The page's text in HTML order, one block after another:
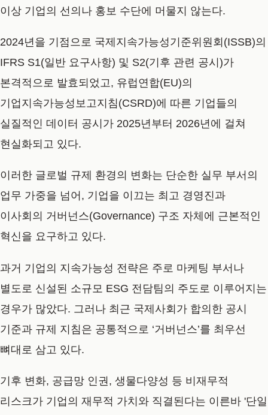
이상 기업의 선의나 홍보 수단에 머물지 않는다.
2024년을 기점으로 국제지속가능성기준위원회(ISSB)의
IFRS S1(일반 요구사항) 및 S2(기후 관련 공시)가
본격적으로 발효되었고, 유럽연합(EU)의
기업지속가능성보고지침(CSRD)에 따른 기업들의
실질적인 데이터 공시가 2025년부터 2026년에 걸쳐
현실화되고 있다.
이러한 글로벌 규제 환경의 변화는 단순한 실무 부서의
업무 가중을 넘어, 기업을 이끄는 최고 경영진과
이사회의 거버넌스(Governance) 구조 자체에 근본적인
혁신을 요구하고 있다.
과거 기업의 지속가능성 전략은 주로 마케팅 부서나
별도로 신설된 소규모 ESG 전담팀의 주도로 이루어지는
경우가 많았다. 그러나 최근 국제사회가 합의한 공시
기준과 규제 지침은 공통적으로 ‘거버넌스’를 최우선
뼈대로 삼고 있다.
기후 변화, 공급망 인권, 생물다양성 등 비재무적
리스크가 기업의 재무적 가치와 직결된다는 이른바 '단일